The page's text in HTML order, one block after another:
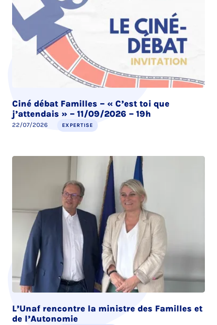
Ciné débat Familles – « C’est toi que
j’attendais » – 11/09/2026 – 19h
22/07/2026 EXPERTISE
L’Unaf rencontre la ministre des Familles et
de l’Autonomie